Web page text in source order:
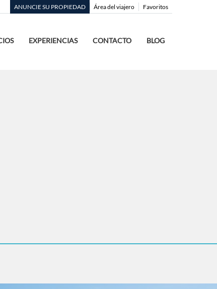
Favoritos
Área del viajero
ANUNCIE SU PROPIEDAD
EXPERIENCIAS CONTACTO BLOG